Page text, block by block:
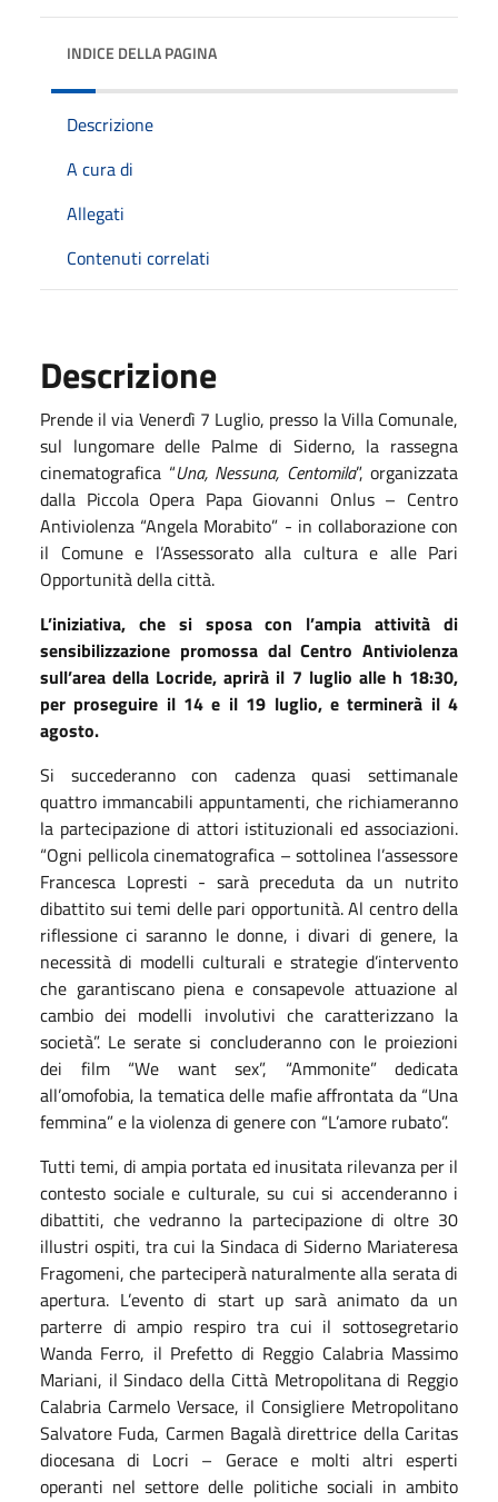
INDICE DELLA PAGINA
Descrizione
A cura di
Allegati
Contenuti correlati
Descrizione
Prende il via Venerdì 7 Luglio, presso la Villa Comunale,
sul lungomare delle Palme di Siderno, la rassegna
cinematografica “Una, Nessuna, Centomila”, organizzata
dalla Piccola Opera Papa Giovanni Onlus – Centro
Antiviolenza “Angela Morabito” - in collaborazione con
il Comune e l’Assessorato alla cultura e alle Pari
Opportunità della città.
L’iniziativa, che si sposa con l’ampia attività di
sensibilizzazione promossa dal Centro Antiviolenza
sull’area della Locride, aprirà il 7 luglio alle h 18:30,
per proseguire il 14 e il 19 luglio, e terminerà il 4
agosto.
Si succederanno con cadenza quasi settimanale
quattro immancabili appuntamenti, che richiameranno
la partecipazione di attori istituzionali ed associazioni.
“Ogni pellicola cinematografica – sottolinea l’assessore
Francesca Lopresti - sarà preceduta da un nutrito
dibattito sui temi delle pari opportunità. Al centro della
riflessione ci saranno le donne, i divari di genere, la
necessità di modelli culturali e strategie d’intervento
che garantiscano piena e consapevole attuazione al
cambio dei modelli involutivi che caratterizzano la
società”. Le serate si concluderanno con le proiezioni
dei film “We want sex”, “Ammonite” dedicata
all’omofobia, la tematica delle mafie affrontata da “Una
femmina” e la violenza di genere con “L’amore rubato”.
Tutti temi, di ampia portata ed inusitata rilevanza per il
contesto sociale e culturale, su cui si accenderanno i
dibattiti, che vedranno la partecipazione di oltre 30
illustri ospiti, tra cui la Sindaca di Siderno Mariateresa
Fragomeni, che parteciperà naturalmente alla serata di
apertura. L’evento di start up sarà animato da un
parterre di ampio respiro tra cui il sottosegretario
Wanda Ferro, il Prefetto di Reggio Calabria Massimo
Mariani, il Sindaco della Città Metropolitana di Reggio
Calabria Carmelo Versace, il Consigliere Metropolitano
Salvatore Fuda, Carmen Bagalà direttrice della Caritas
diocesana di Locri – Gerace e molti altri esperti
operanti nel settore delle politiche sociali in ambito